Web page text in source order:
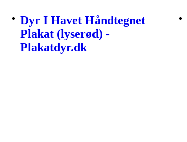
Dyr I Havet Håndtegnet
Plakat (lyserød) -
Plakatdyr.dk